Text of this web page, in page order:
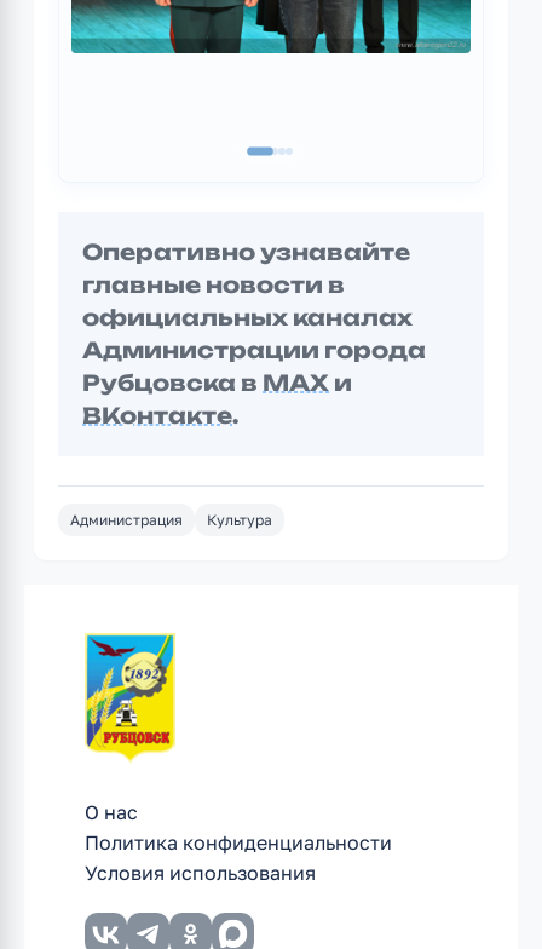
Оперативно узнавайте
главные новости в
официальных каналах
Администрации города
Рубцовска в MAX и
ВКонтакте.
Администрация Культура
О нас
Политика конфиденциальности
Условия использования